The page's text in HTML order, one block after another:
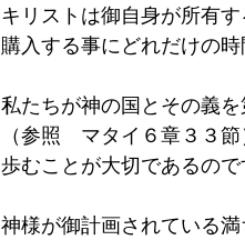
キリストは御自身が所有
購入する事にどれだけの
私たちが神の国とその義
（参照　マタイ６章３３
歩むことが大切であるので
神様が御計画されている